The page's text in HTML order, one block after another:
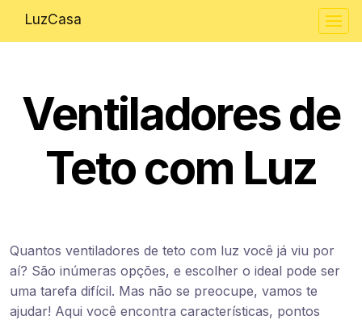
LuzCasa
Ventiladores de
Teto com Luz
Quantos ventiladores de teto com luz você já viu por
aí? São inúmeras opções, e escolher o ideal pode ser
uma tarefa difícil. Mas não se preocupe, vamos te
ajudar! Aqui você encontra características, pontos